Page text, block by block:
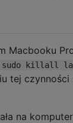
Macbooku
sudo killall
tej
na